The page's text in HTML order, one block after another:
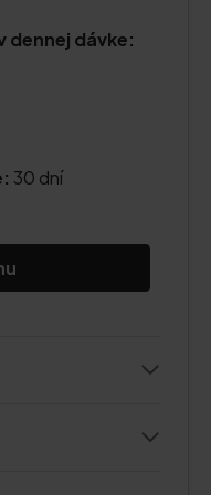
dennej dávke:
30 dní